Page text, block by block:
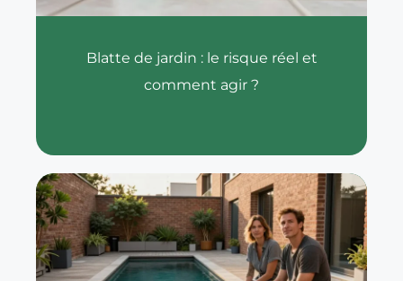
Blatte de jardin : le risque réel et
comment agir ?